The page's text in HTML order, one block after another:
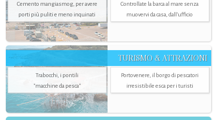
Cemento mangiasmog, per avere
porti più puliti e meno inquinati
Controllate la barca al mare senza
muovervi da casa, dall’ufficio
TURISMO & ATTRAZIONI
Trabocchi, i pontili
"macchine da pesca"
Portovenere, il borgo di pescatori
irresistibile esca per i turisti